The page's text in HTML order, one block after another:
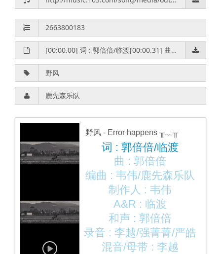
野风 - Error happens ╥﹏╥
词 : 郭倍倍/临渡
曲 : 郭倍倍
编曲 : 韦伟/鹿先森乐队
制作人 : 韦伟
A&R : 临渡
和声 : 郭倍倍
录音 : 李越/强菁菁/严皓
混音/母带 : 李越